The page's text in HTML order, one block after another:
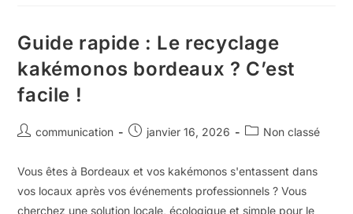
Guide rapide : Le recyclage
kakémonos bordeaux ? C’est
facile !
communication janvier 16, 2026 Non classé
Vous êtes à Bordeaux et vos kakémonos s'entassent dans
vos locaux après vos événements professionnels ? Vous
cherchez une solution locale, écologique et simple pour le